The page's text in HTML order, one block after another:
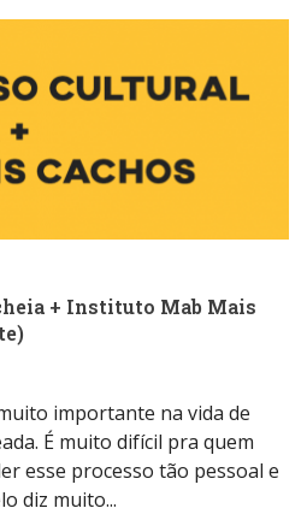
+ Instituto Mab Mais
importante na vida de
É muito difícil pra quem
esse processo tão pessoal e
diz muito...